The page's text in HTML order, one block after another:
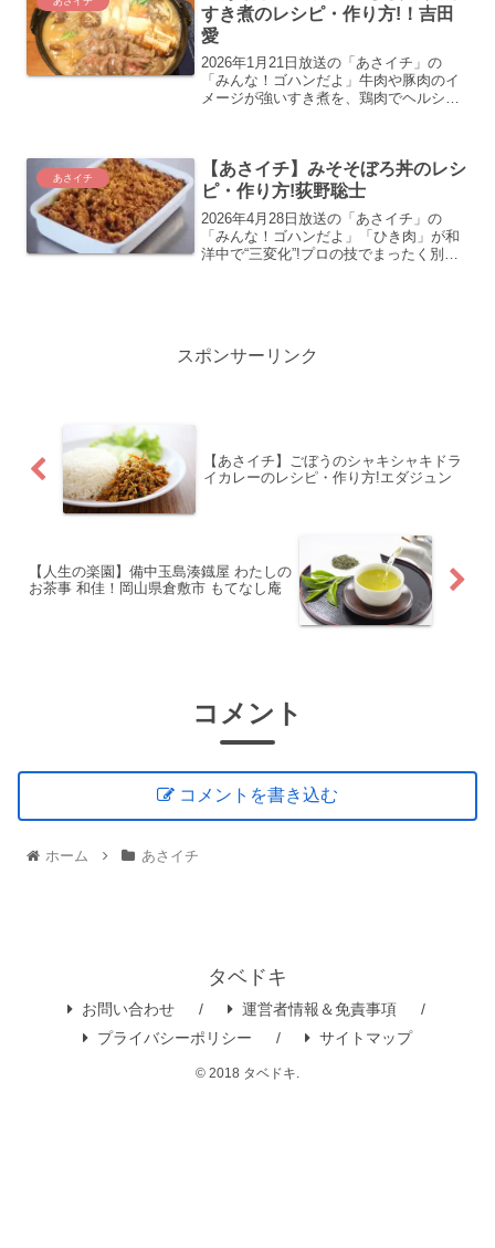
すき煮のレシピ・作り方!！吉田
愛
2026年1月21日放送の「あさイチ」の
「みんな！ゴハンだよ」牛肉や豚肉のイ
メージが強いすき煮を、鶏肉でヘルシー
あさイチ
【あさイチ】みそそぼろ丼のレシ
ピ・作り方!荻野聡士
2026年4月28日放送の「あさイチ」の
「みんな！ゴハンだよ」「ひき肉」が和
洋中で“三変化”!プロの技でまったく別の3
スポンサーリンク
【あさイチ】ごぼうのシャキシャキドラ
イカレーのレシピ・作り方!エダジュン
【人生の楽園】備中玉島湊鐡屋 わたしの
お茶事 和佳！岡山県倉敷市 もてなし庵
コメント
コメントを書き込む
ホーム あさイチ
タベドキ
お問い合わせ
運営者情報＆免責事項
プライバシーポリシー
サイトマップ
© 2018 タベドキ.